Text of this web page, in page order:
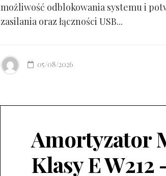
możliwość odblokowania systemu i
zasilania oraz łączności USB...
05/08/2026
Amortyzator
Klasy E W212